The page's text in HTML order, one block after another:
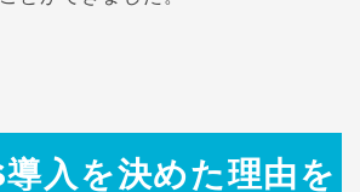
導入を決めた理由を